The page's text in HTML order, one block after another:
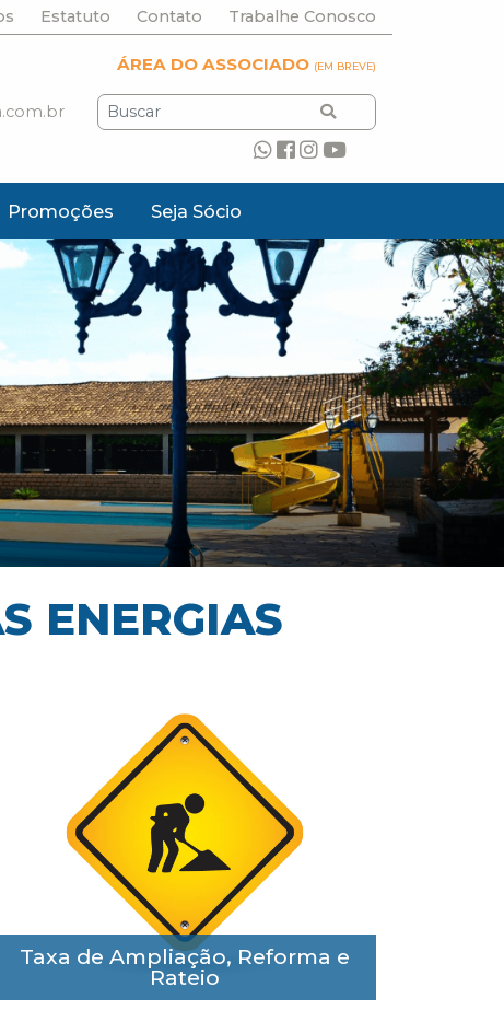
Estatuto Contato Trabalhe Conosco
ÁREA DO ASSOCIADO (EM BREVE)
Promoções Seja Sócio
ENERGIAS
Taxa de Ampliação, Reforma e
Rateio